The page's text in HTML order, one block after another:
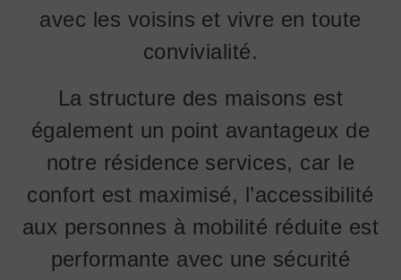
avec les voisins et vivre en toute
convivialité.
La structure des maisons est
également un point avantageux de
notre résidence services, car le
confort est maximisé, l’accessibilité
aux personnes à mobilité réduite est
performante avec une sécurité